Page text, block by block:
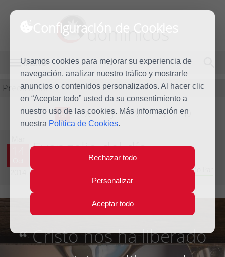
Configuración de Cookies
Usamos cookies para mejorar su experiencia de
navegación, analizar nuestro tráfico y mostrarle
anuncios o contenidos personalizados. Al hacer clic
en “Aceptar todo” usted da su consentimiento a
nuestro uso de las cookies. Más información en
nuestra Política de Cookies.
Rechazar todo
Personalizar
Aceptar todo
dominicos
MENÚ
Predicación
L M X J V S D
Evangelio del día
Vigésimo octava semana del Tiempo Ordinario - Año Par
“Cristo nos ha liberado